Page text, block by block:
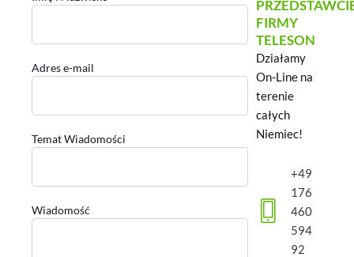
Adres e-mail
Temat Wiadomości
Wiadomość
FIRMY
TELESON
Działamy
On-Line na
terenie
całych
Niemiec!
+49
176
460
594
92